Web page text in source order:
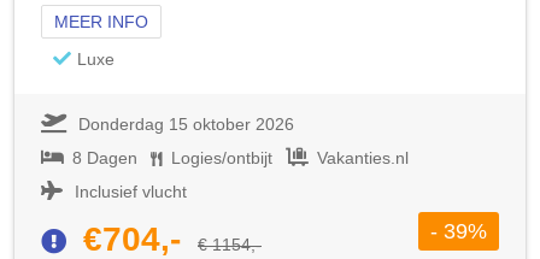
MEER INFO
Luxe
Donderdag 15 oktober 2026
8 Dagen
Logies/ontbijt
Vakanties.nl
Inclusief vlucht
€704,- € 1154,-
- 39%